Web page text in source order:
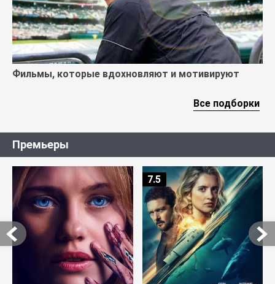
Фильмы, которые вдохновляют и мотивируют
Все подборки
Премьеры
7.5